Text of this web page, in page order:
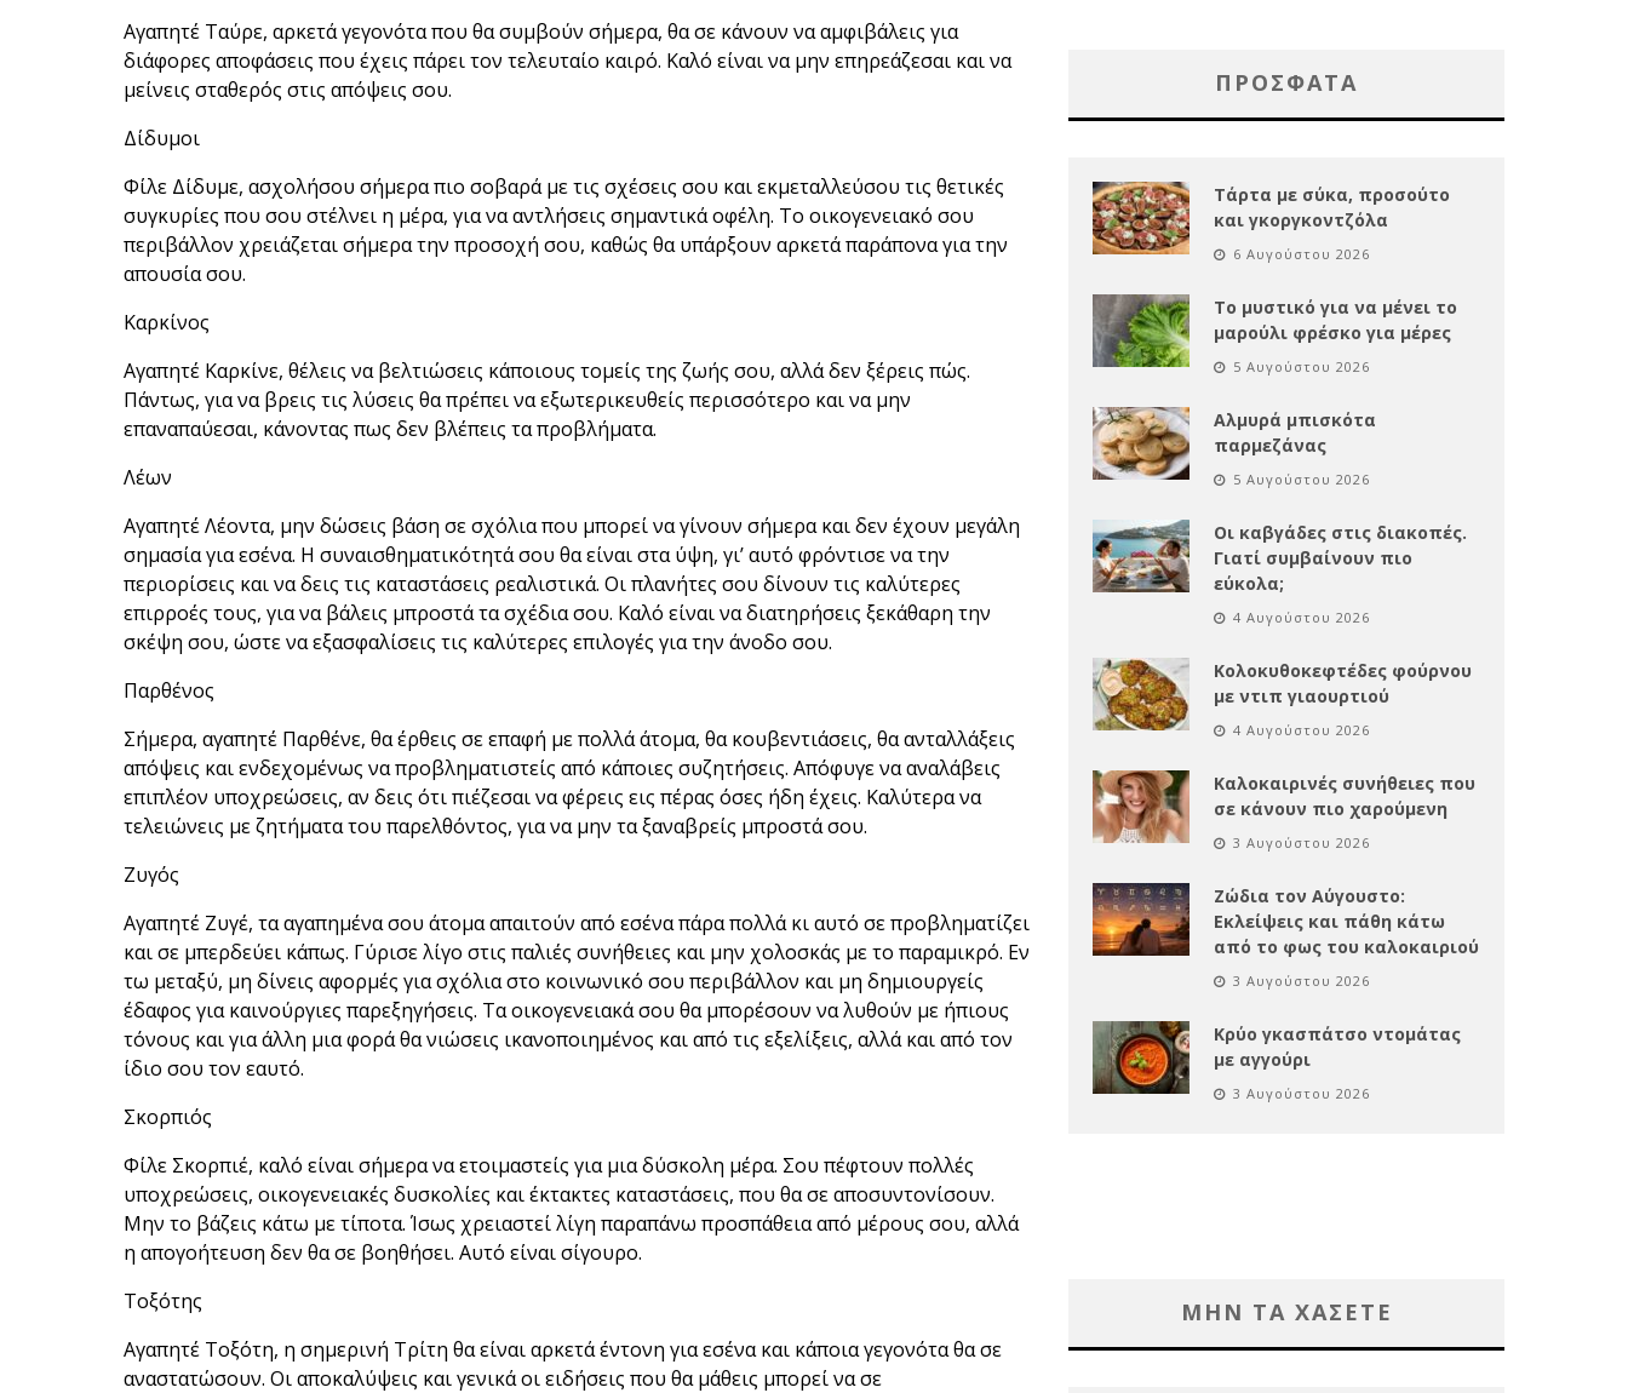
Αγαπητέ Ταύρε, αρκετά γεγονότα που θα συμβούν σήμερα, θα σε κάνουν να αμφιβάλεις για
διάφορες αποφάσεις που έχεις πάρει τον τελευταίο καιρό. Καλό είναι να μην επηρεάζεσαι και να
μείνεις σταθερός στις απόψεις σου.
Δίδυμοι
Φίλε Δίδυμε, ασχολήσου σήμερα πιο σοβαρά με τις σχέσεις σου και εκμεταλλεύσου τις θετικές
συγκυρίες που σου στέλνει η μέρα, για να αντλήσεις σημαντικά οφέλη. Το οικογενειακό σου
περιβάλλον χρειάζεται σήμερα την προσοχή σου, καθώς θα υπάρξουν αρκετά παράπονα για την
απουσία σου.
Καρκίνος
Αγαπητέ Καρκίνε, θέλεις να βελτιώσεις κάποιους τομείς της ζωής σου, αλλά δεν ξέρεις πώς.
Πάντως, για να βρεις τις λύσεις θα πρέπει να εξωτερικευθείς περισσότερο και να μην
επαναπαύεσαι, κάνοντας πως δεν βλέπεις τα προβλήματα.
Λέων
Αγαπητέ Λέοντα, μην δώσεις βάση σε σχόλια που μπορεί να γίνουν σήμερα και δεν έχουν μεγάλη
σημασία για εσένα. Η συναισθηματικότητά σου θα είναι στα ύψη, γι’ αυτό φρόντισε να την
περιορίσεις και να δεις τις καταστάσεις ρεαλιστικά. Οι πλανήτες σου δίνουν τις καλύτερες
επιρροές τους, για να βάλεις μπροστά τα σχέδια σου. Καλό είναι να διατηρήσεις ξεκάθαρη την
σκέψη σου, ώστε να εξασφαλίσεις τις καλύτερες επιλογές για την άνοδο σου.
Παρθένος
Σήμερα, αγαπητέ Παρθένε, θα έρθεις σε επαφή με πολλά άτομα, θα κουβεντιάσεις, θα ανταλλάξεις
απόψεις και ενδεχομένως να προβληματιστείς από κάποιες συζητήσεις. Απόφυγε να αναλάβεις
επιπλέον υποχρεώσεις, αν δεις ότι πιέζεσαι να φέρεις εις πέρας όσες ήδη έχεις. Καλύτερα να
τελειώνεις με ζητήματα του παρελθόντος, για να μην τα ξαναβρείς μπροστά σου.
Ζυγός
Αγαπητέ Ζυγέ, τα αγαπημένα σου άτομα απαιτούν από εσένα πάρα πολλά κι αυτό σε προβληματίζει
και σε μπερδεύει κάπως. Γύρισε λίγο στις παλιές συνήθειες και μην χολοσκάς με το παραμικρό. Εν
τω μεταξύ, μη δίνεις αφορμές για σχόλια στο κοινωνικό σου περιβάλλον και μη δημιουργείς
έδαφος για καινούργιες παρεξηγήσεις. Τα οικογενειακά σου θα μπορέσουν να λυθούν με ήπιους
τόνους και για άλλη μια φορά θα νιώσεις ικανοποιημένος και από τις εξελίξεις, αλλά και από τον
ίδιο σου τον εαυτό.
Σκορπιός
Φίλε Σκορπιέ, καλό είναι σήμερα να ετοιμαστείς για μια δύσκολη μέρα. Σου πέφτουν πολλές
υποχρεώσεις, οικογενειακές δυσκολίες και έκτακτες καταστάσεις, που θα σε αποσυντονίσουν.
Μην το βάζεις κάτω με τίποτα. Ίσως χρειαστεί λίγη παραπάνω προσπάθεια από μέρους σου, αλλά
η απογοήτευση δεν θα σε βοηθήσει. Αυτό είναι σίγουρο.
Τοξότης
Αγαπητέ Τοξότη, η σημερινή Τρίτη θα είναι αρκετά έντονη για εσένα και κάποια γεγονότα θα σε
αναστατώσουν. Οι αποκαλύψεις και γενικά οι ειδήσεις που θα μάθεις μπορεί να σε
ΠΡΌΣΦΑΤΑ
Τάρτα με σύκα, προσούτο
και γκοργκοντζόλα
6 Αυγούστου 2026
Το μυστικό για να μένει το
μαρούλι φρέσκο για μέρες
5 Αυγούστου 2026
Αλμυρά μπισκότα
παρμεζάνας
5 Αυγούστου 2026
Οι καβγάδες στις διακοπές.
Γιατί συμβαίνουν πιο
εύκολα;
4 Αυγούστου 2026
Κολοκυθοκεφτέδες φούρνου
με ντιπ γιαουρτιού
4 Αυγούστου 2026
Καλοκαιρινές συνήθειες που
σε κάνουν πιο χαρούμενη
3 Αυγούστου 2026
Ζώδια τον Αύγουστο:
Εκλείψεις και πάθη κάτω
από το φως του καλοκαιριού
3 Αυγούστου 2026
Κρύο γκασπάτσο ντομάτας
με αγγούρι
3 Αυγούστου 2026
ΜΗΝ ΤΑ ΧΑΣΕΤΕ